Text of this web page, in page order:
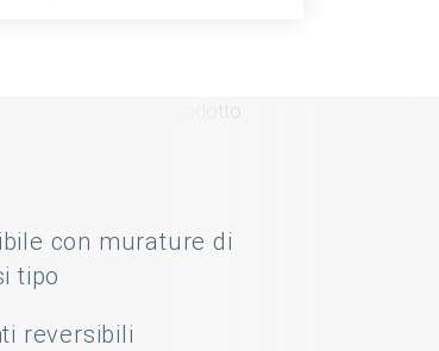
con murature di
tipo
reversibili